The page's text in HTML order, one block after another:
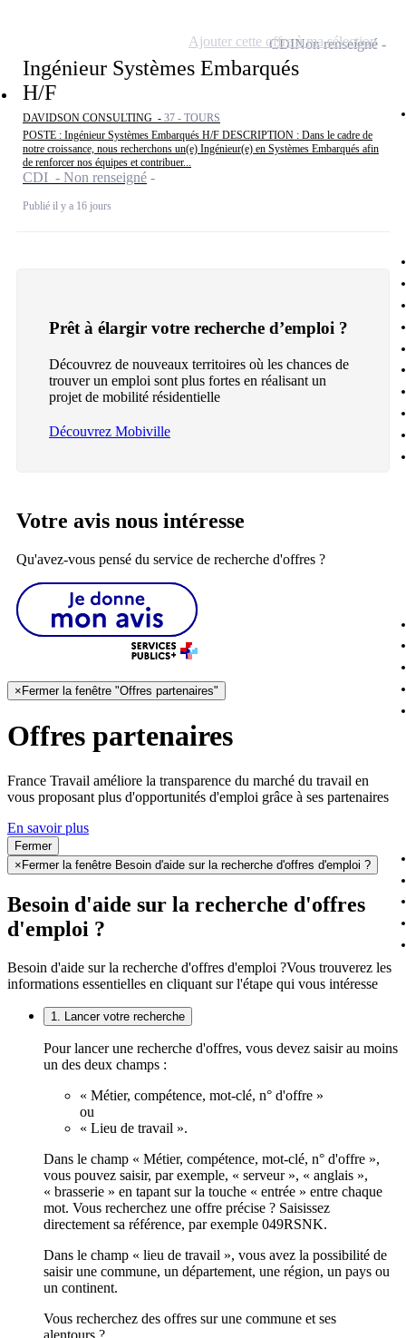
Ingénieur Systèmes Embarqués
H/F
DAVIDSON CONSULTING - 37 - TOURS
POSTE : Ingénieur Systèmes Embarqués H/F DESCRIPTION : Dans le cadre de
notre croissance, nous recherchons un(e) Ingénieur(e) en Systèmes Embarqués afin
de renforcer nos équipes et contribuer...
CDI - Non renseigné
Publié il y a 16 jours
CDINon renseigné
Ajouter cette offre à ma sélection
Prêt à élargir votre recherche d’emploi ?
Découvrez de nouveaux territoires où les chances de
trouver un emploi sont plus fortes en réalisant un
projet de mobilité résidentielle
Découvrez Mobiville
Votre avis nous intéresse
Qu'avez-vous pensé du service de recherche d'offres ?
× Fermer la fenêtre "Offres partenaires"
Offres partenaires
France Travail améliore la transparence du marché du travail en
vous proposant plus d'opportunités d'emploi grâce à ses partenaires
En savoir plus
Fermer
× Fermer la fenêtre Besoin d'aide sur la recherche d'offres d'emploi ?
Besoin d'aide sur la recherche d'offres
d'emploi ?
Besoin d'aide sur la recherche d'offres d'emploi ?Vous trouverez les
informations essentielles en cliquant sur l'étape qui vous intéresse
1. Lancer votre recherche
Pour lancer une recherche d'offres, vous devez saisir au moins
un des deux champs :
« Métier, compétence, mot-clé, n° d'offre »
ou
« Lieu de travail ».
Dans le champ « Métier, compétence, mot-clé, n° d'offre »,
vous pouvez saisir, par exemple, « serveur », « anglais »,
« brasserie » en tapant sur la touche « entrée » entre chaque
mot. Vous recherchez une offre précise ? Saisissez
directement sa référence, par exemple 049RSNK.
Dans le champ « lieu de travail », vous avez la possibilité de
saisir une commune, un département, une région, un pays ou
un continent.
Vous recherchez des offres sur une commune et ses
alentours ?